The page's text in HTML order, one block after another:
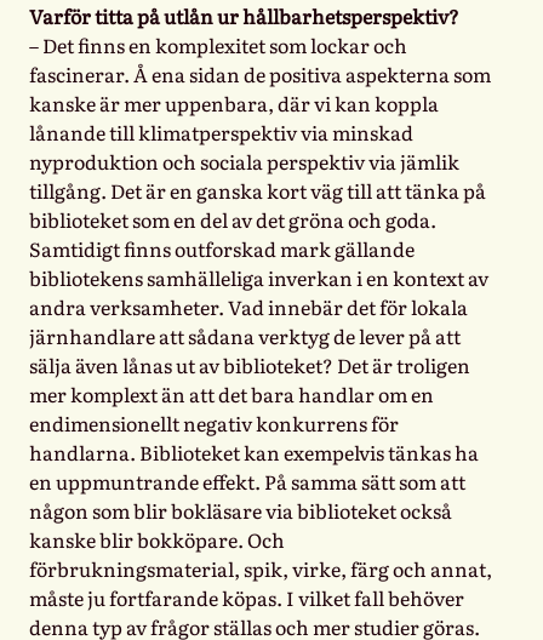
Varför titta på utlån ur hållbarhetsperspektiv?
– Det finns en komplexitet som lockar och
fascinerar. Å ena sidan de positiva aspekterna som
kanske är mer uppenbara, där vi kan koppla
lånande till klimatperspektiv via minskad
nyproduktion och sociala perspektiv via jämlik
tillgång. Det är en ganska kort väg till att tänka på
biblioteket som en del av det gröna och goda.
Samtidigt finns outforskad mark gällande
bibliotekens samhälleliga inverkan i en kontext av
andra verksamheter. Vad innebär det för lokala
järnhandlare att sådana verktyg de lever på att
sälja även lånas ut av biblioteket? Det är troligen
mer komplext än att det bara handlar om en
endimensionellt negativ konkurrens för
handlarna. Biblioteket kan exempelvis tänkas ha
en uppmuntrande effekt. På samma sätt som att
någon som blir bokläsare via biblioteket också
kanske blir bokköpare. Och
förbrukningsmaterial, spik, virke, färg och annat,
måste ju fortfarande köpas. I vilket fall behöver
denna typ av frågor ställas och mer studier göras.